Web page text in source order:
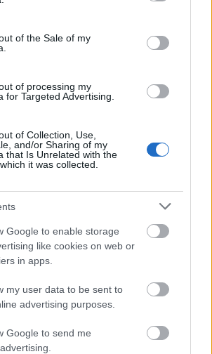
to Google and its third-party tags to
specified purposes in below Google
of the Sale of my
of processing my
for Targeted Advertising.
of Collection, Use,
and/or Sharing of my
that Is Unrelated with the
it was collected.
Google to enable storage
like cookies on web or
in apps.
my user data to be sent to
advertising purposes.
Google to send me
be kell lépned!
MÁV-os,tuti bunyó lesz, mert
kigyúrt...